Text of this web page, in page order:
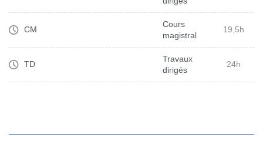
CM
Cours
magistral
19,5h
TD
Travaux
dirigés
24h